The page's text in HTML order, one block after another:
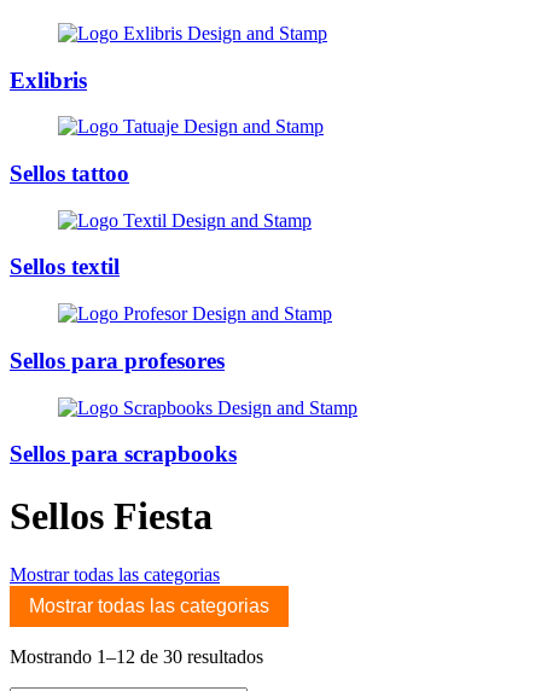
Exlibris
Sellos tattoo
Sellos textil
Sellos para profesores
Sellos para scrapbooks
Sellos Fiesta
Mostrar todas las categorias
Mostrar todas las categorias
Mostrando 1–12 de 30 resultados